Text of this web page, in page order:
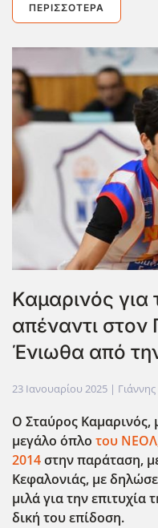
ΠΕΡΙΣΣΌΤΕΡΑ
Καμαρινός για
απέναντι
Ένιωθα από
23 Ιανουαρίου 2025 |
Ο Σταύρος Καμαρινός,
μεγάλο όπλο του
2014στην παράταση,
Κεφαλονιάς, με
μιλά για την επιτυχία
δική του επίδοση.